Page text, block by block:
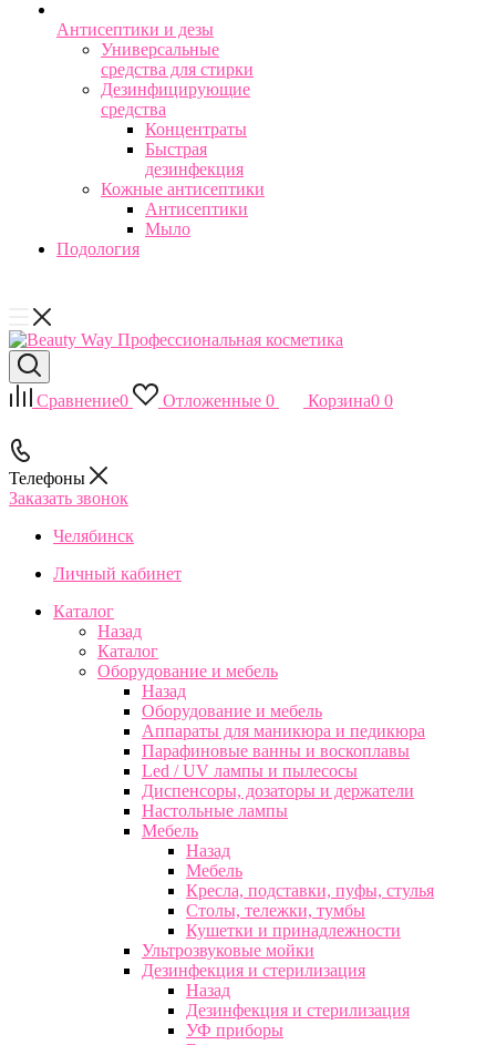
Антисептики и дезы
Универсальные
средства для стирки
Дезинфицирующие
средства
Концентраты
Быстрая
дезинфекция
Кожные антисептики
Антисептики
Мыло
Подология
Сравнение0 Отложенные 0 Корзина0 0
Телефоны
Заказать звонок
Челябинск
Личный кабинет
Каталог
Назад
Каталог
Оборудование и мебель
Назад
Оборудование и мебель
Аппараты для маникюра и педикюра
Парафиновые ванны и воскоплавы
Led / UV лампы и пылесосы
Диспенсоры, дозаторы и держатели
Настольные лампы
Мебель
Назад
Мебель
Кресла, подставки, пуфы, стулья
Столы, тележки, тумбы
Кушетки и принадлежности
Ультрозвуковые мойки
Дезинфекция и стерилизация
Назад
Дезинфекция и стерилизация
УФ приборы